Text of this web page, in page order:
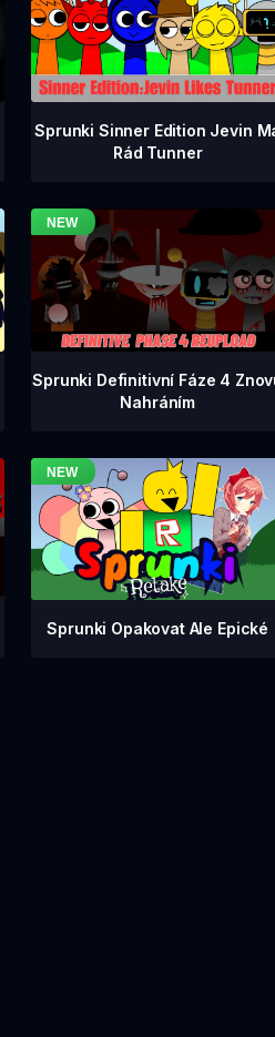
Sprunki Sinner Edition Jevin
Rád Tunner
Sprunki Definitivní Fáze 4
Nahráním
Sprunki Opakovat Ale Epické